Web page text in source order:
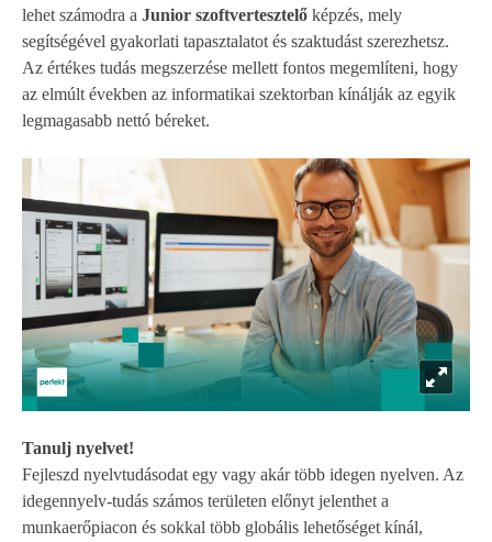
lehet számodra a Junior szoftvertesztelő képzés, mely
segítségével gyakorlati tapasztalatot és szaktudást szerezhetsz.
Az értékes tudás megszerzése mellett fontos megemlíteni, hogy
az elmúlt években az informatikai szektorban kínálják az egyik
legmagasabb nettó béreket.
Tanulj nyelvet!
Fejleszd nyelvtudásodat egy vagy akár több idegen nyelven. Az
idegennyelv-tudás számos területen előnyt jelenthet a
munkaerőpiacon és sokkal több globális lehetőséget kínál,